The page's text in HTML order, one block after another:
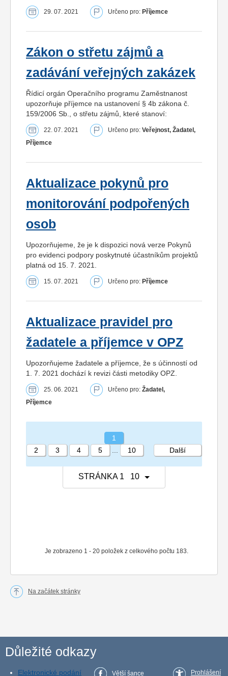
29. 07. 2021 Určeno pro: Příjemce
Zákon o střetu zájmů a
zadávání veřejných zakázek
Řídicí orgán Operačního programu Zaměstnanost
upozorňuje příjemce na ustanovení § 4b zákona č.
159/2006 Sb., o střetu zájmů, které stanoví:
22. 07. 2021 Určeno pro: Veřejnost, Žadatel,
Příjemce
Aktualizace pokynů pro
monitorování podpořených
osob
Upozorňujeme, že je k dispozici nová verze Pokynů
pro evidenci podpory poskytnuté účastníkům projektů
platná od 15. 7. 2021.
15. 07. 2021 Určeno pro: Příjemce
Aktualizace pravidel pro
žadatele a příjemce v OPZ
Upozorňujeme žadatele a příjemce, že s účinností od
1. 7. 2021 dochází k revizi části metodiky OPZ.
25. 06. 2021 Určeno pro: Žadatel,
Příjemce
STRÁNKA 1 10
Je zobrazeno 1 - 20 položek z celkového počtu 183.
1
2
3 4 5 10 Další
Na začátek stránky
Důležité odkazy
Elektronické podání Větší šance Prohlášení